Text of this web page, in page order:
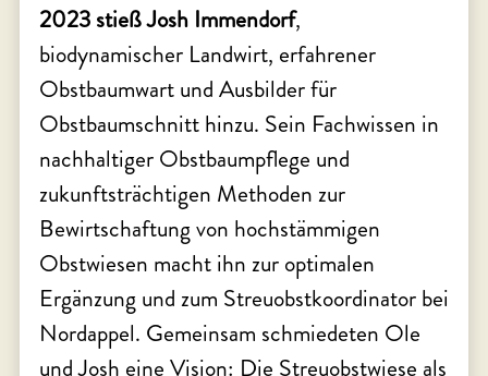
2023 stieß Josh Immendorf,
biodynamischer Landwirt, erfahrener
Obstbaumwart und Ausbilder für
Obstbaumschnitt hinzu. Sein Fachwissen in
nachhaltiger Obstbaumpflege und
zukunftsträchtigen Methoden zur
Bewirtschaftung von hochstämmigen
Obstwiesen macht ihn zur optimalen
Ergänzung und zum Streuobstkoordinator bei
Nordappel. Gemeinsam schmiedeten Ole
und Josh eine Vision: Die Streuobstwiese als